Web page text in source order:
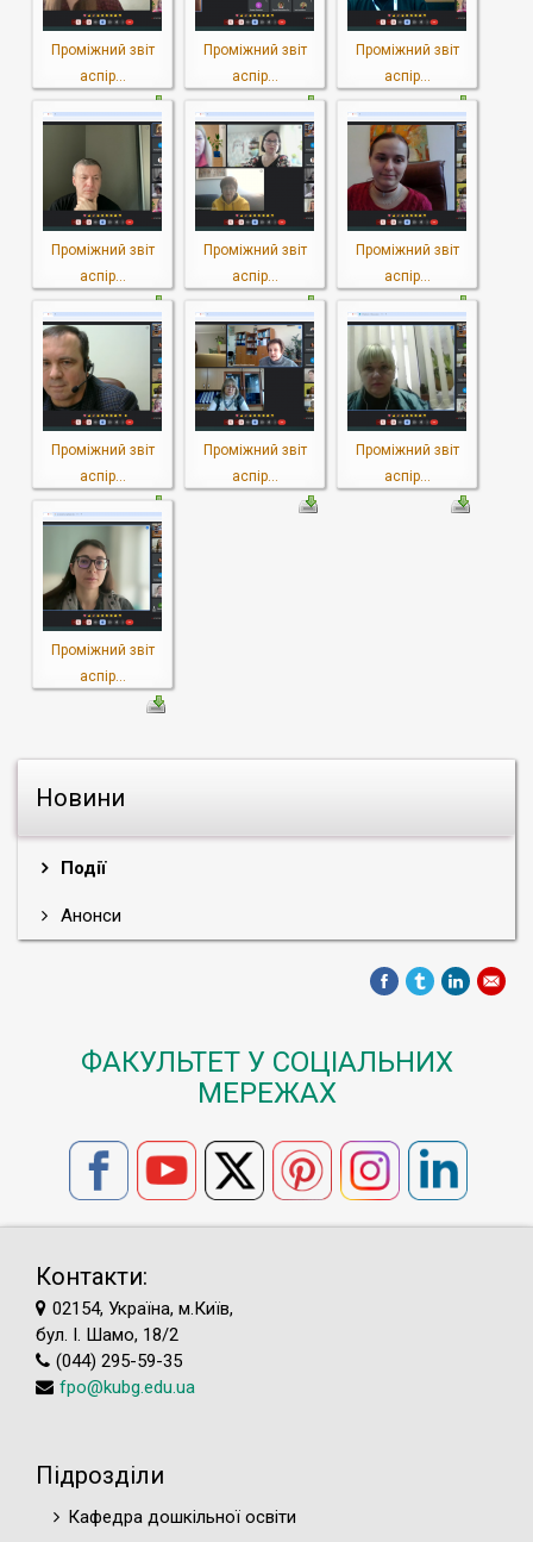
Новини
Події
Анонси
Проміжний звіт
аспір...
Проміжний звіт
аспір...
Проміжний звіт
аспір...
Проміжний звіт
аспір...
Проміжний звіт
аспір...
Проміжний звіт
аспір...
Проміжний звіт
аспір...
Проміжний звіт
аспір...
Проміжний звіт
аспір...
Проміжний звіт
аспір...
ФАКУЛЬТЕТ У СОЦІАЛЬНИХ
МЕРЕЖАХ
Контакти:
02154, Україна, м.Київ,
бул. І. Шамо, 18/2
(044) 295-59-35
fpo@kubg.edu.ua
Підрозділи
Кафедра дошкільної освіти